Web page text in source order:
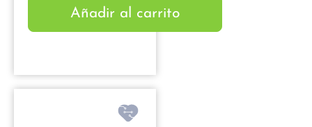
Añadir al carrito